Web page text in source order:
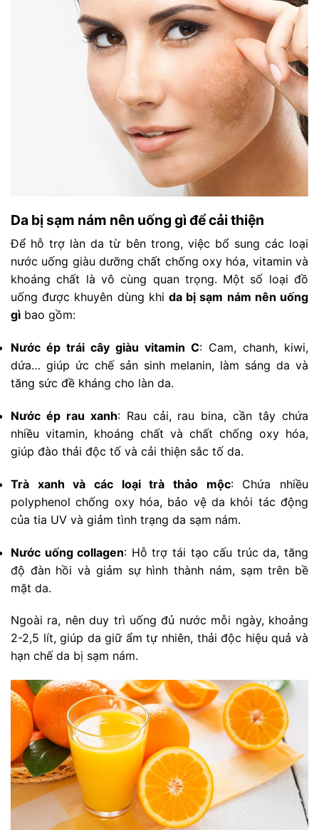
Da bị sạm nám nên uống gì để cải thiện
Để hỗ trợ làn da từ bên trong, việc bổ sung các loại
nước uống giàu dưỡng chất chống oxy hóa, vitamin và
khoáng chất là vô cùng quan trọng. Một số loại đồ
uống được khuyên dùng khi da bị sạm nám nên uống
gì bao gồm:
Nước ép trái cây giàu vitamin C: Cam, chanh, kiwi,
dứa… giúp ức chế sản sinh melanin, làm sáng da và
tăng sức đề kháng cho làn da.
Nước ép rau xanh: Rau cải, rau bina, cần tây chứa
nhiều vitamin, khoáng chất và chất chống oxy hóa,
giúp đào thải độc tố và cải thiện sắc tố da.
Trà xanh và các loại trà thảo mộc: Chứa nhiều
polyphenol chống oxy hóa, bảo vệ da khỏi tác động
của tia UV và giảm tình trạng da sạm nám.
Nước uống collagen: Hỗ trợ tái tạo cấu trúc da, tăng
độ đàn hồi và giảm sự hình thành nám, sạm trên bề
mặt da.
Ngoài ra, nên duy trì uống đủ nước mỗi ngày, khoảng
2-2,5 lít, giúp da giữ ẩm tự nhiên, thải độc hiệu quả và
hạn chế da bị sạm nám.